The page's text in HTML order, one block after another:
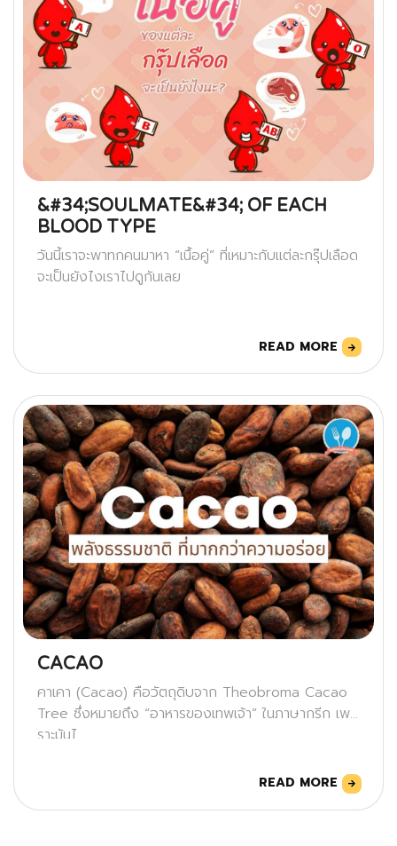
&#34;SOULMATE&#34; OF EACH
BLOOD TYPE
วันนี้เราจะพาทกคนมาหา “เนื้อคู่” ที่เหมาะกับแต่ละกรุ๊ปเลือด
จะเป็นยังไงเราไปดูกันเลย
READ MORE
CACAO
คาเคา (Cacao) คือวัตถุดิบจาก Theobroma Cacao
Tree ซึ่งหมายถึง “อาหารของเทพเจ้า” ในภาษากรีก เพ
ราะมันไ
READ MORE